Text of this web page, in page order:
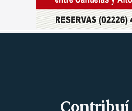
Contribuí